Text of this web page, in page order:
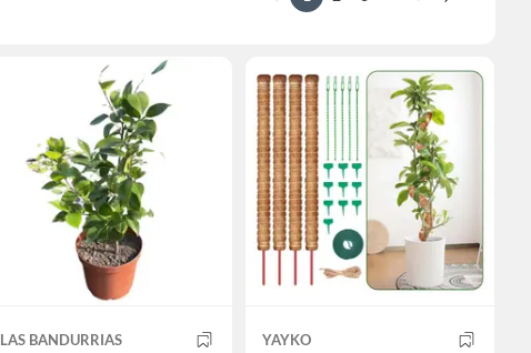
LAS BANDURRIAS YAYKO